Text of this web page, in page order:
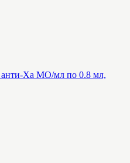
анти-Ха МО/мл по 0.8 мл,